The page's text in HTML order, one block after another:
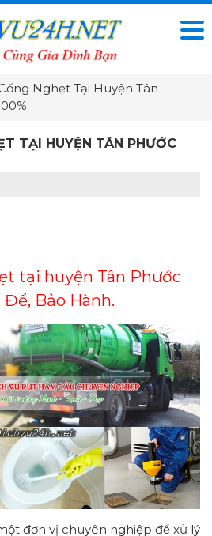
Nghẹt Tại Huyện Tân
TẠI HUYỆN TÂN PHƯỚC
tại huyện Tân Phước
Bảo Hành.
đơn vị chuyên nghiệp để xử lý